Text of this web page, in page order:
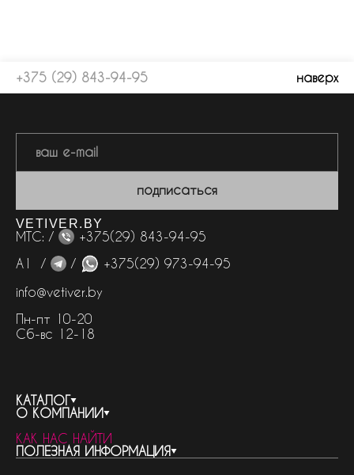
+375 (29) 843-94-95 наверх
подписаться
VETIVER.BY
МТС: /
+375(29) 843-94-95
А1 /
/
+375(29) 973-94-95
info@vetiver.by
Пн-пт 10-20
Сб-вс 12-18
КАТАЛОГ
весь каталог
бренды
женская парфюмерия
О КОМПАНИИ
контакты
о компании
КАК НАС НАЙТИ
ПОЛЕЗНАЯ ИНФОРМАЦИЯ